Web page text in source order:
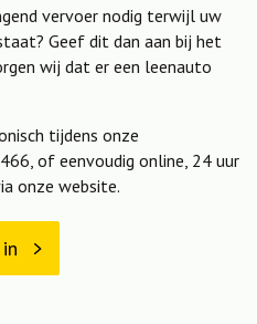
vervoer nodig terwijl uw
Geef dit dan aan bij het
wij dat er een leenauto
tijdens onze
of eenvoudig online, 24 uur
onze website.